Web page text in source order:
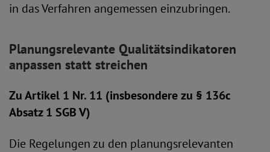
in das Verfahren angemessen einzubringen.
Planungsrelevante Qualitätsindikatoren
anpassen statt streichen
Zu Artikel 1 Nr. 11 (insbesondere zu § 136c
Absatz 1 SGB V)
Die Regelungen zu den planungsrelevanten